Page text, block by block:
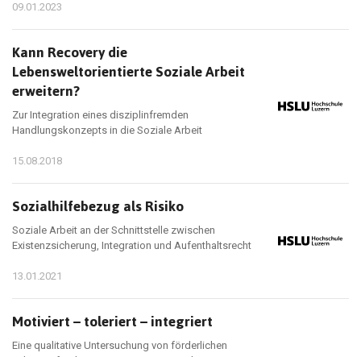
09.01.2023
Kann Recovery die
Lebensweltorientierte Soziale Arbeit
erweitern?
Zur Integration eines disziplinfremden
Handlungskonzepts in die Soziale Arbeit
15.08.2018
Sozialhilfebezug als Risiko
Soziale Arbeit an der Schnittstelle zwischen
Existenzsicherung, Integration und Aufenthaltsrecht
13.01.2021
Motiviert – toleriert – integriert
Eine qualitative Untersuchung von förderlichen